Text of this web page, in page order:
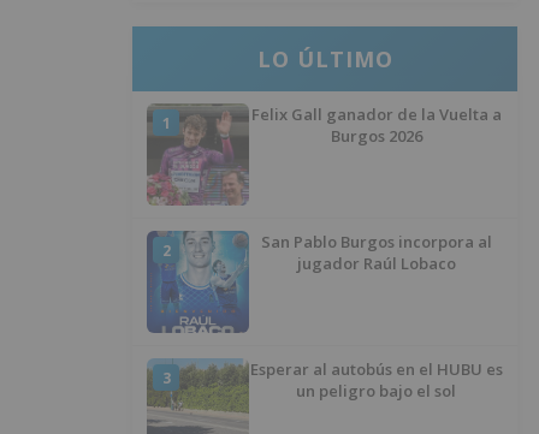
LO ÚLTIMO
1
Felix Gall ganador de la Vuelta a
Burgos 2026
2
San Pablo Burgos incorpora al
jugador Raúl Lobaco
3
Esperar al autobús en el HUBU es
un peligro bajo el sol